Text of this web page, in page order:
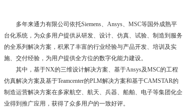
合
关
多年来通力有限公司依托Siemens、Ansys、MSC等国外成熟平
台化系统，为众多用户提供从研发、设计、仿真、试验、制造到服务
的全系列解决方案，积累了丰富的行业经验与产品开发、培训及实
施、交付经验，为用户提供全方位的数字化能力建设。
其中，基于NX的三维设计解决方案、基于Ansys及MSC的工程
仿真解决方案及基于Teamcenter的PLM解决方案和基于CAMSTAR的
制造运营解决方案在多家航空、航天、兵器、船舶、电子等集团化企
业得到推广应用，获得了众多用户的一致好评。